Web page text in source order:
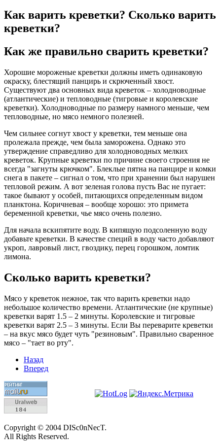
Как варить креветки? Сколько варить
креветки?
Как же правильно сварить креветки?
Хорошие мороженые креветки должны иметь одинаковую
окраску, блестящий панцирь и скрюченный хвост.
Существуют два основных вида креветок – холодноводные
(атлантические) и тепловодные (тигровые и королевские
креветки). Холодноводные по размеру намного меньше, чем
тепловодные, но мясо немного полезней.
Чем сильнее согнут хвост у креветки, тем меньше она
пролежала прежде, чем была заморожена. Однако это
утверждение справедливо для холодноводных мелких
креветок. Крупные креветки по причине своего строения не
всегда "загнуты крючком". Блеклые пятна на панцире и комки
снега в пакете – сигнал о том, что при хранении был нарушен
тепловой режим. А вот зеленая голова пусть Вас не пугает:
такое бывают у особей, питающихся определенным видом
планктона. Коричневая – вообще хорошо: это примета
беременной креветки, чье мясо очень полезно.
Для начала вскипятите воду. В кипящую подсоленную воду
добавьте креветки. В качестве специй в воду часто добавляют
укроп, лавровый лист, гвоздику, перец горошком, ломтик
лимона.
Сколько варить креветки?
Мясо у креветок нежное, так что варить креветки надо
небольшое количество времени. Атлантические (не крупные)
креветки варят 1.5 – 2 минуты. Королевские и тигровые
креветки варят 2.5 – 3 минуты. Если Вы переварите креветки
– на вкус мясо будет чуть "резиновым". Правильно сваренное
мясо – "тает во рту".
Назад
Вперед
Copyright © 2004 DISc0nNecT.
All Rights Reserved.